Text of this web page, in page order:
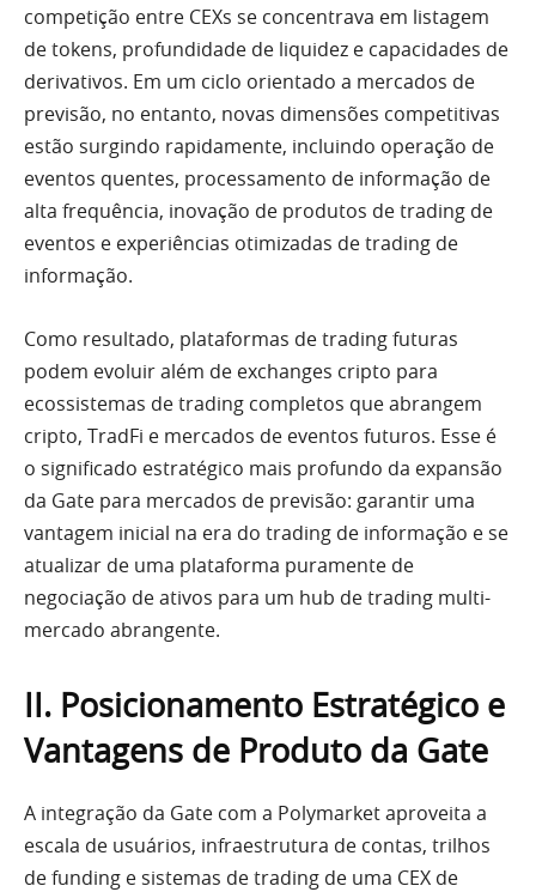
competição entre CEXs se concentrava em listagem
de tokens, profundidade de liquidez e capacidades de
derivativos. Em um ciclo orientado a mercados de
previsão, no entanto, novas dimensões competitivas
estão surgindo rapidamente, incluindo operação de
eventos quentes, processamento de informação de
alta frequência, inovação de produtos de trading de
eventos e experiências otimizadas de trading de
informação.
Como resultado, plataformas de trading futuras
podem evoluir além de exchanges cripto para
ecossistemas de trading completos que abrangem
cripto, TradFi e mercados de eventos futuros. Esse é
o significado estratégico mais profundo da expansão
da Gate para mercados de previsão: garantir uma
vantagem inicial na era do trading de informação e se
atualizar de uma plataforma puramente de
negociação de ativos para um hub de trading multi-
mercado abrangente.
II. Posicionamento Estratégico e
Vantagens de Produto da Gate
A integração da Gate com a Polymarket aproveita a
escala de usuários, infraestrutura de contas, trilhos
de funding e sistemas de trading de uma CEX de